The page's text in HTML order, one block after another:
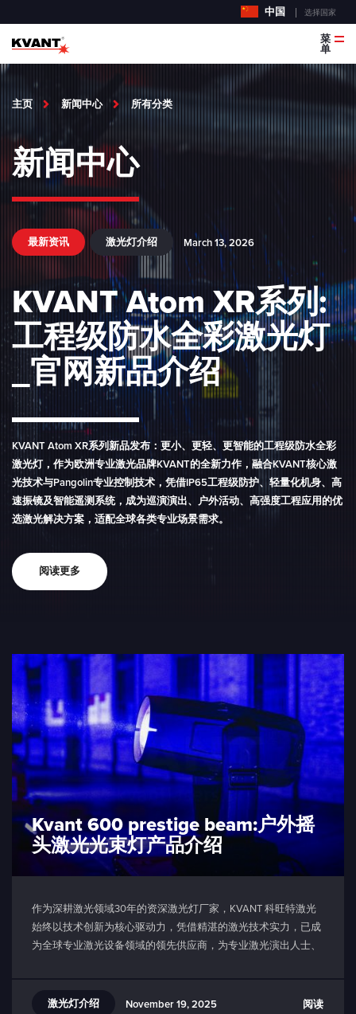
中国 选择国家
菜
单
主页 新闻中心 所有分类
新闻中心
最新资讯 激光灯介绍 March 13, 2026
KVANT Atom XR系列:
工程级防水全彩激光灯
_官网新品介绍
KVANT Atom XR系列新品发布：更小、更轻、更智能的工程级防水全彩
激光灯，作为欧洲专业激光品牌KVANT的全新力作，融合KVANT核心激
光技术与Pangolin专业控制技术，凭借IP65工程级防护、轻量化机身、高
速振镜及智能遥测系统，成为巡演演出、户外活动、高强度工程应用的优
选激光解决方案，适配全球各类专业场景需求。
阅读更多
Kvant 600 prestige beam:户外摇
头激光光束灯产品介绍
作为深耕激光领域30年的资深激光灯厂家，KVANT 科旺特激光
始终以技术创新为核心驱动力，凭借精湛的激光技术实力，已成
为全球专业激光设备领域的领先供应商，为专业激光演出人士、
激光灯介绍
November 19, 2025 阅读